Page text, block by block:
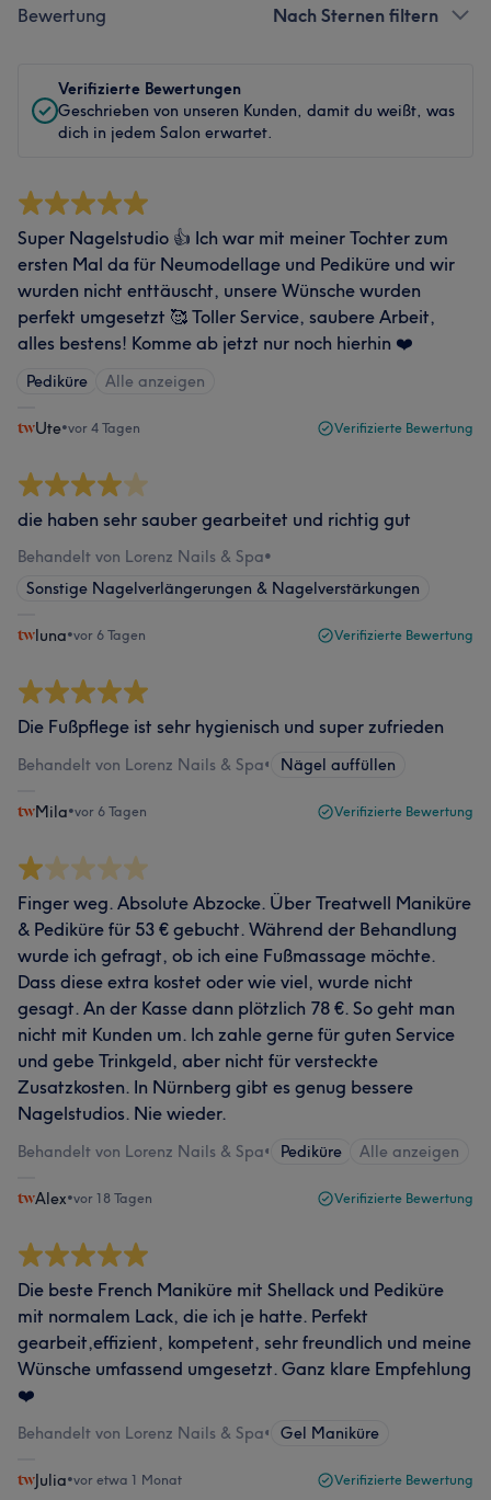
Bewertung Nach Sternen filtern
Verifizierte Bewertungen
Geschrieben von unseren Kunden, damit du weißt, was
dich in jedem Salon erwartet.
Super Nagelstudio 👍 Ich war mit meiner Tochter zum
ersten Mal da für Neumodellage und Pediküre und wir
wurden nicht enttäuscht, unsere Wünsche wurden
perfekt umgesetzt 🥰 Toller Service, saubere Arbeit,
alles bestens! Komme ab jetzt nur noch hierhin ❤️
Pediküre Alle anzeigen
Ute•vor 4 Tagen Verifizierte Bewertung
die haben sehr sauber gearbeitet und richtig gut
Behandelt von Lorenz Nails & Spa•
Sonstige Nagelverlängerungen & Nagelverstärkungen
luna•vor 6 Tagen Verifizierte Bewertung
Die Fußpflege ist sehr hygienisch und super zufrieden
Behandelt von Lorenz Nails & Spa• Nägel auffüllen
Mila•vor 6 Tagen Verifizierte Bewertung
Finger weg. Absolute Abzocke. Über Treatwell Maniküre
& Pediküre für 53 € gebucht. Während der Behandlung
wurde ich gefragt, ob ich eine Fußmassage möchte.
Dass diese extra kostet oder wie viel, wurde nicht
gesagt. An der Kasse dann plötzlich 78 €. So geht man
nicht mit Kunden um. Ich zahle gerne für guten Service
und gebe Trinkgeld, aber nicht für versteckte
Zusatzkosten. In Nürnberg gibt es genug bessere
Nagelstudios. Nie wieder.
Behandelt von Lorenz Nails & Spa• Pediküre Alle anzeigen
Alex•vor 18 Tagen Verifizierte Bewertung
Die beste French Maniküre mit Shellack und Pediküre
mit normalem Lack, die ich je hatte. Perfekt
gearbeit,effizient, kompetent, sehr freundlich und meine
Wünsche umfassend umgesetzt. Ganz klare Empfehlung
❤️
Behandelt von Lorenz Nails & Spa• Gel Maniküre
Julia•vor etwa 1 Monat Verifizierte Bewertung